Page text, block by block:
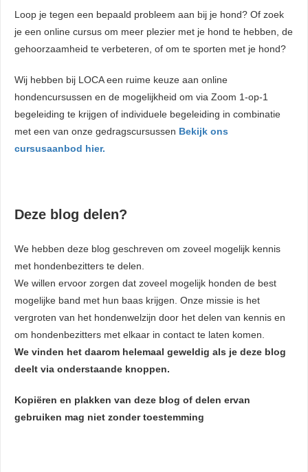
Loop je tegen een bepaald probleem aan bij je hond? Of zoek
je een online cursus om meer plezier met je hond te hebben, de
gehoorzaamheid te verbeteren, of om te sporten met je hond?
Wij hebben bij LOCA een ruime keuze aan online
hondencursussen en de mogelijkheid om via Zoom 1-op-1
begeleiding te krijgen of individuele begeleiding in combinatie
met een van onze gedragscursussen Bekijk ons
cursusaanbod hier.
Deze blog delen?
We hebben deze blog geschreven om zoveel mogelijk kennis
met hondenbezitters te delen.
We willen ervoor zorgen dat zoveel mogelijk honden de best
mogelijke band met hun baas krijgen. Onze missie is het
vergroten van het hondenwelzijn door het delen van kennis en
om hondenbezitters met elkaar in contact te laten komen.
We vinden het daarom helemaal geweldig als je deze blog
deelt via onderstaande knoppen.
Kopiëren en plakken van deze blog of delen ervan
gebruiken mag niet zonder toestemming